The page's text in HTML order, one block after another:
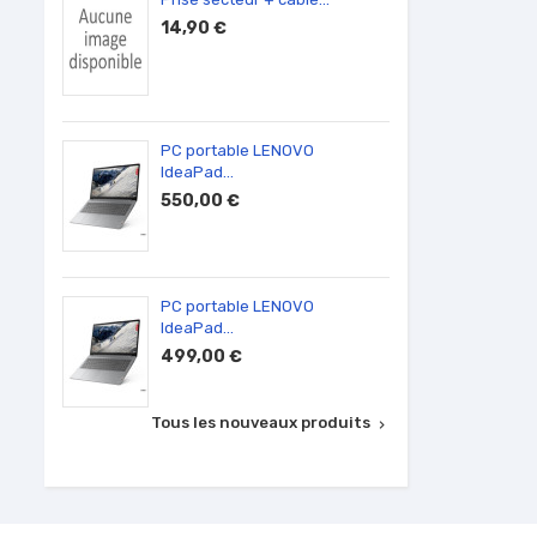
14,90 €
PC portable LENOVO
IdeaPad...
550,00 €
PC portable LENOVO
IdeaPad...
499,00 €
Tous les nouveaux produits 